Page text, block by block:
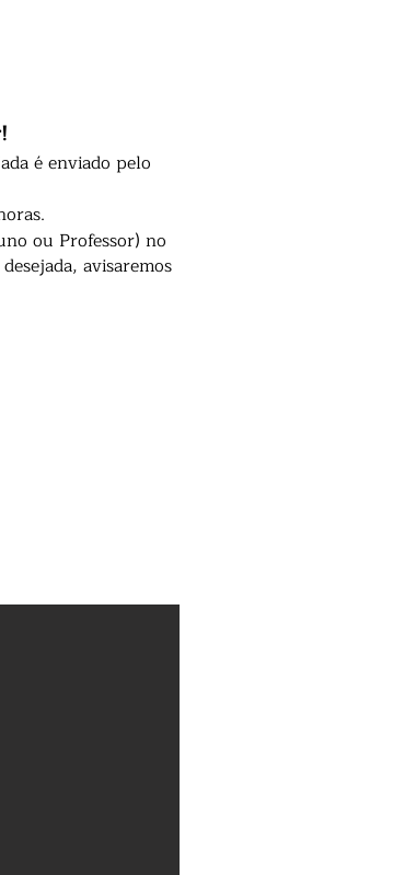
é enviado pelo
ou Professor) no
avisaremos